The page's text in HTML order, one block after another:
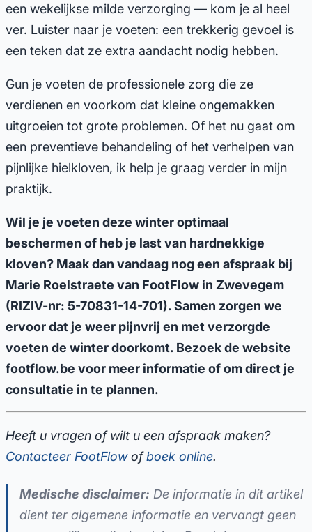
een wekelijkse milde verzorging — kom je al heel
ver. Luister naar je voeten: een trekkerig gevoel is
een teken dat ze extra aandacht nodig hebben.
Gun je voeten de professionele zorg die ze
verdienen en voorkom dat kleine ongemakken
uitgroeien tot grote problemen. Of het nu gaat om
een preventieve behandeling of het verhelpen van
pijnlijke hielkloven, ik help je graag verder in mijn
praktijk.
Wil je je voeten deze winter optimaal
beschermen of heb je last van hardnekkige
kloven? Maak dan vandaag nog een afspraak bij
Marie Roelstraete van FootFlow in Zwevegem
(RIZIV-nr: 5-70831-14-701). Samen zorgen we
ervoor dat je weer pijnvrij en met verzorgde
voeten de winter doorkomt. Bezoek de website
footflow.be voor meer informatie of om direct je
consultatie in te plannen.
Heeft u vragen of wilt u een afspraak maken?
Contacteer FootFlowofboek online.
Medische disclaimer: De informatie in dit artikel
dient ter algemene informatie en vervangt geen